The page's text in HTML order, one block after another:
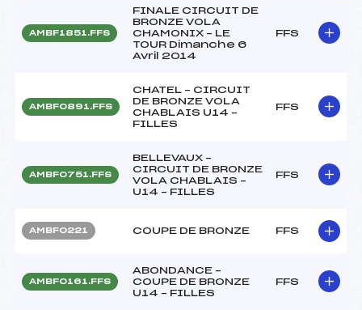
AMBF1851.FFS
FINALE CIRCUIT DE
BRONZE VOLA
CHAMONIX – LE
TOUR Dimanche 6
Avril 2014
FFS
AMBF0891.FFS
CHATEL – CIRCUIT
DE BRONZE VOLA
CHABLAIS U14 –
FILLES
FFS
AMBF0751.FFS
BELLEVAUX –
CIRCUIT DE BRONZE
VOLA CHABLAIS –
U14 – FILLES
FFS
AMBF0221 COUPE DE BRONZE FFS
AMBF0161.FFS
ABONDANCE –
COUPE DE BRONZE
U14 – FILLES
FFS